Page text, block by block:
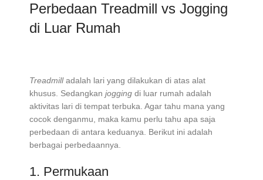
Perbedaan Treadmill vs Jogging
di Luar Rumah
Treadmilladalah lari yang dilakukan di atas alat
khusus. Sedangkan jogging di luar rumah adalah
aktivitas lari di tempat terbuka. Agar tahu mana yang
cocok denganmu, maka kamu perlu tahu apa saja
perbedaan di antara keduanya. Berikut ini adalah
berbagai perbedaannya.
1. Permukaan